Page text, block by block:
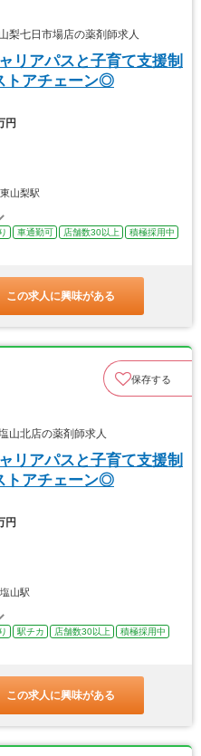
七日市場店の薬剤師求人
リアパスと子育て支援制
トアチェーン◎
円
山梨駅
車通勤可 店舗数30以上
積極採用中
この求人に興味がある
保存する
山北店の薬剤師求人
リアパスと子育て支援制
トアチェーン◎
円
山駅
駅チカ 店舗数30以上
積極採用中
この求人に興味がある